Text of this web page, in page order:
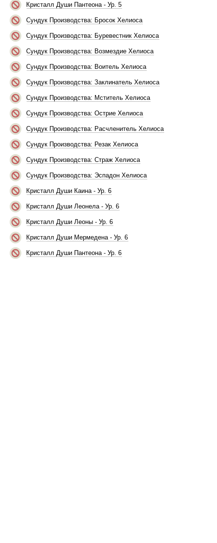
Кристалл Души Пантеона - Ур. 5
Сундук Производства: Бросок Хелиоса
Сундук Производства: Буревестник Хелиоса
Сундук Производства: Возмездие Хелиоса
Сундук Производства: Воитель Хелиоса
Сундук Производства: Заклинатель Хелиоса
Сундук Производства: Мститель Хелиоса
Сундук Производства: Острие Хелиоса
Сундук Производства: Расчленитель Хелиоса
Сундук Производства: Резак Хелиоса
Сундук Производства: Страж Хелиоса
Сундук Производства: Эспадон Хелиоса
Кристалл Души Каина - Ур. 6
Кристалл Души Леонела - Ур. 6
Кристалл Души Леоны - Ур. 6
Кристалл Души Мермедена - Ур. 6
Кристалл Души Пантеона - Ур. 6